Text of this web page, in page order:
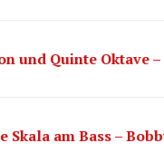
und Quinte Oktave
Skala am Bass –